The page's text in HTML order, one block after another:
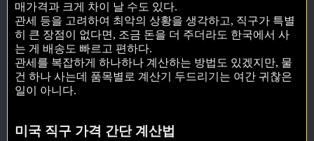
매가격과 크게 차이 날 수도 있다.
관세 등을 고려하여 최악의 상황을 생각하고, 직구가 특별
히 큰 장점이 없다면, 조금 돈을 더 주더라도 한국에서 사
는 게 배송도 빠르고 편하다.
관세를 복잡하게 하나하나 계산하는 방법도 있겠지만, 물
건 하나 사는데 품목별로 계산기 두드리기는 여간 귀찮은
일이 아니다.
미국 직구 가격 간단 계산법